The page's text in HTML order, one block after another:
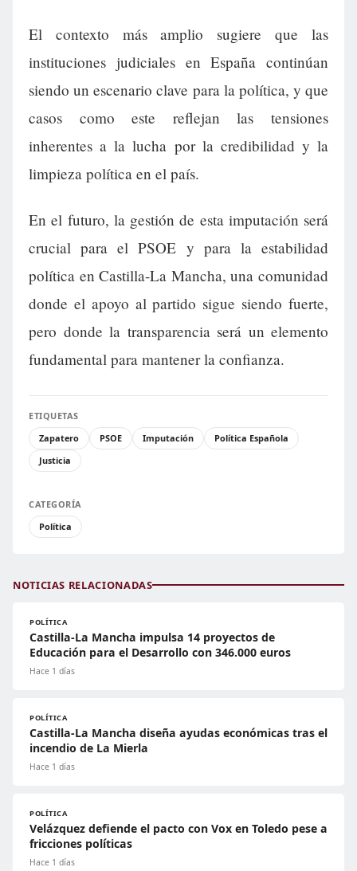
El contexto más amplio sugiere que las
instituciones judiciales en España continúan
siendo un escenario clave para la política, y que
casos como este reflejan las tensiones
inherentes a la lucha por la credibilidad y la
limpieza política en el país.
En el futuro, la gestión de esta imputación será
crucial para el PSOE y para la estabilidad
política en Castilla-La Mancha, una comunidad
donde el apoyo al partido sigue siendo fuerte,
pero donde la transparencia será un elemento
fundamental para mantener la confianza.
ETIQUETAS
Zapatero
PSOE Imputación
Política Española
Justicia
CATEGORÍA
Política
NOTICIAS RELACIONADAS
POLÍTICA
Castilla-La Mancha impulsa 14 proyectos de
Educación para el Desarrollo con 346.000 euros
Hace 1 días
POLÍTICA
Castilla-La Mancha diseña ayudas económicas tras el
incendio de La Mierla
Hace 1 días
POLÍTICA
Velázquez defiende el pacto con Vox en Toledo pese a
fricciones políticas
Hace 1 días